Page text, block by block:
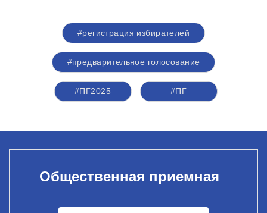
#регистрация избирателей
#предварительное голосование
#ПГ2025 #ПГ
Общественная приемная